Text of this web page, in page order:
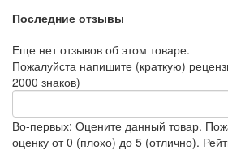
Последние отзывы
Еще нет отзывов об этом товаре.
Пожалуйста напишите (краткую)
2000 знаков)
Во-первых: Оцените данный товар.
оценку от 0 (плохо) до 5 (отлично).